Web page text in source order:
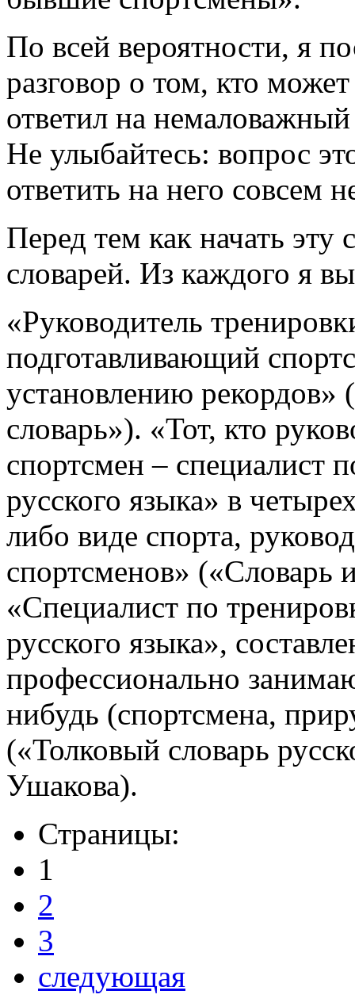
По всей вероятности, я
разговор о том, кто
ответил на
Не улыбайтесь: вопрос
ответить на него совсем
Перед тем как начать эту
словарей. Из каждого я
«Руководитель
подготавливающий
установлению
словарь»). «Тот, кто
спортсмен – специалист
русского языка» в
либо виде спорта,
спортсменов» («Словарь
«Специалист по
русского языка»,
профессионально
нибудь (спортсмена,
(«Толковый словарь
Ушакова).
Страницы:
1
2
3
следующая